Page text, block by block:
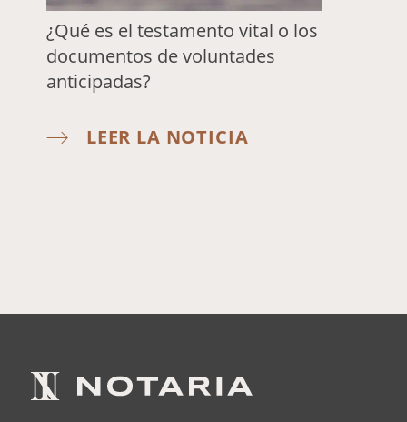
¿Qué es el testamento vital o los
documentos de voluntades
anticipadas?
LEER LA NOTICIA